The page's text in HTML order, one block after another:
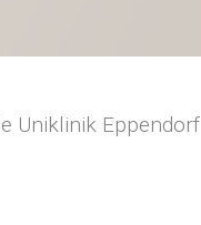
Uniklinik Eppendorf